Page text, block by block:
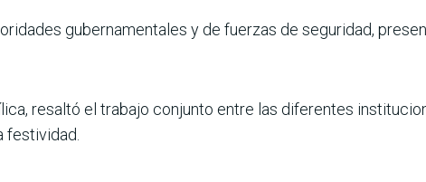
gubernamentales y de fuerzas de seguridad,
resaltó el trabajo conjunto entre las diferentes
festividad.